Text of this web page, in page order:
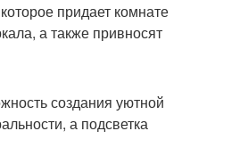
придает комнате
а также привносят
создания уютной
а подсветка